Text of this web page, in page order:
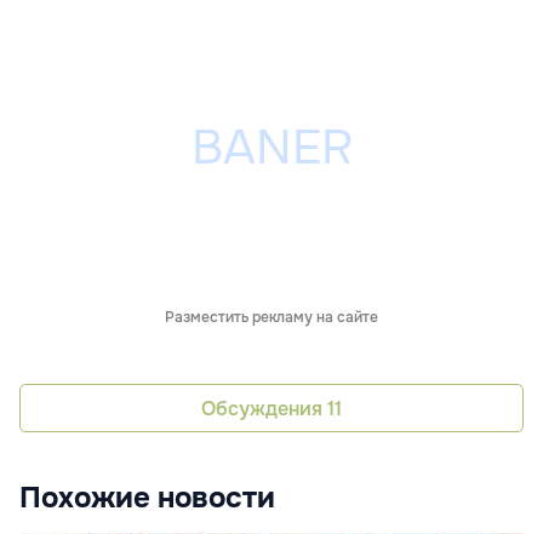
Разместить рекламу на сайте
Обсуждения 11
Похожие новости